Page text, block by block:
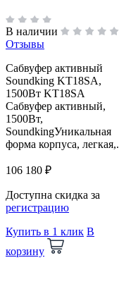
В наличии
Отзывы
Сабвуфер активный
Soundking KT18SA,
1500Вт KT18SA
Сабвуфер активный,
1500Вт,
SoundkingУникальная
форма корпуса,
106 180 ₽
Доступна скидка за
регистрацию
Купить в 1 клик В
корзину